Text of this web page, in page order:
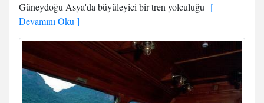
Güneydoğu Asya'da büyüleyici bir tren yolculuğu [
Devamını Oku ]